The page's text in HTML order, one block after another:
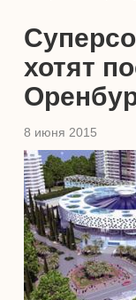
хотят
8 июня 2015